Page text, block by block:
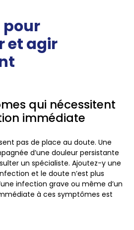
pour
et agir
qui nécessitent
immédiate
pas de place au doute. Une
d’une douleur persistante
un spécialiste. Ajoutez-y une
et le doute n’est plus
infection grave ou même d’un
à ces symptômes est